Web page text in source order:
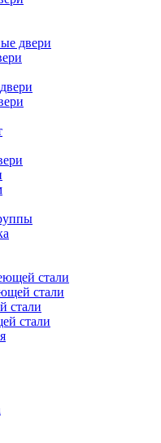
двери
стали
стали
стали
стали